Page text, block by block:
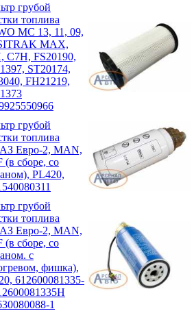
грубой
топлива
MC 13, 11, 09,
MAX,
C7H, FS20190,
ST20174,
FH21219,
грубой
топлива
Евро-2, MAN,
(в сборе, со
PL420,
грубой
топлива
Евро-2, MAN,
(в сборе, со
с
фишка),
612600081335-
1